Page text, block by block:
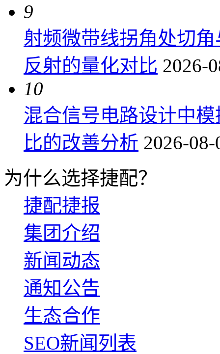
9
射频微带线拐角处切
反射的量化对比 2026-
10
混合信号电路设计中
比的改善分析 2026-
为什么选择捷配？
捷配捷报
集团介绍
新闻动态
通知公告
生态合作
SEO新闻列表